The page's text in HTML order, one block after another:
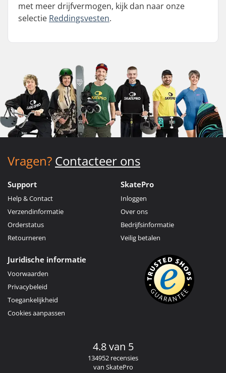
met meer drijfvermogen, kijk dan naar onze
selectie Reddingsvesten.
Vragen? Contacteer ons
Support
Help & Contact
Verzendinformatie
Orderstatus
Retourneren
SkatePro
Inloggen
Over ons
Bedrijfsinformatie
Veilig betalen
Juridische informatie
Voorwaarden
Privacybeleid
Toegankelijkheid
Cookies aanpassen
4.8 van 5
134952 recensies
van SkatePro